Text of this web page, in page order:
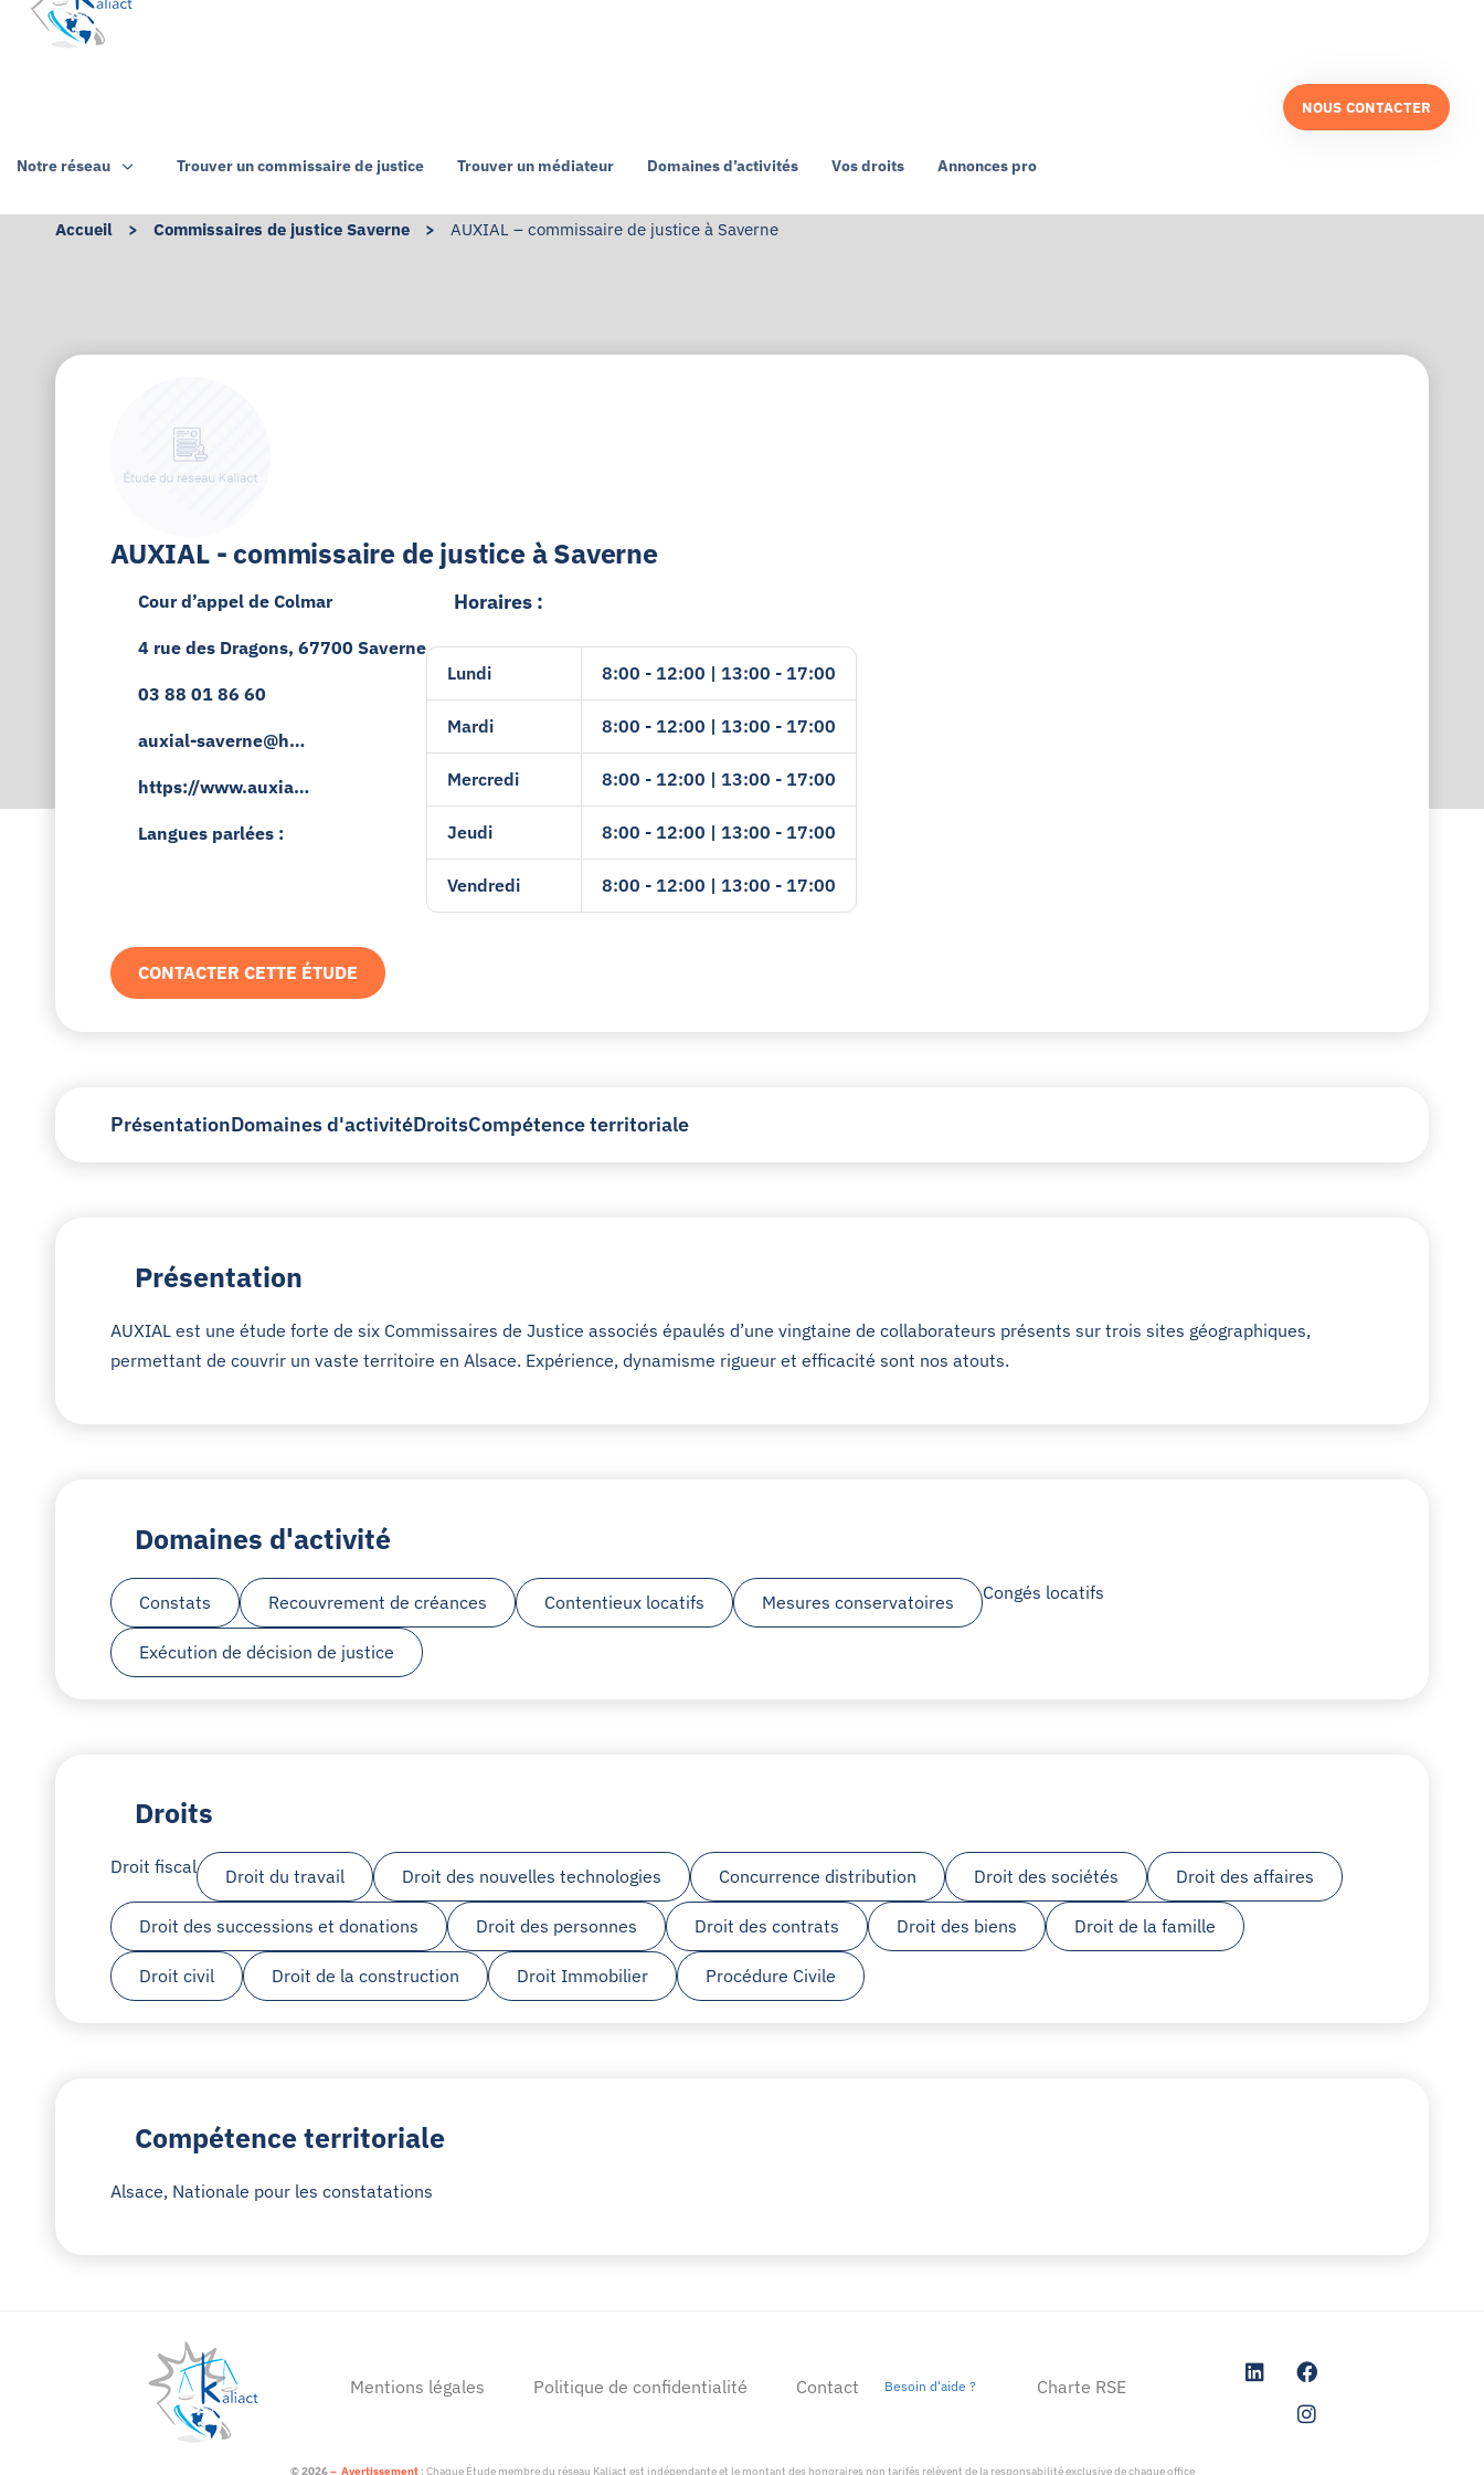
Notre réseau Trouver un commissaire de justice Trouver un médiateur Domaines d’activités Vos droits Annonces pro
NOUS CONTACTER
Accueil > Commissaires de justice Saverne > AUXIAL – commissaire de justice à Saverne
AUXIAL - commissaire de justice à Saverne
Cour d’appel de Colmar
4 rue des Dragons, 67700 Saverne
03 88 01 86 60
auxial-saverne@hui
https://www.auxial.
Langues parlées :
CONTACTER CETTE ÉTUDE
Horaires :
Lundi 8:00 - 12:00 | 13:00 - 17:00
Mardi 8:00 - 12:00 | 13:00 - 17:00
Mercredi 8:00 - 12:00 | 13:00 - 17:00
Jeudi 8:00 - 12:00 | 13:00 - 17:00
Vendredi 8:00 - 12:00 | 13:00 - 17:00
PrésentationDomaines d'activitéDroitsCompétence territoriale
Présentation
AUXIAL est une étude forte de six Commissaires de Justice associés épaulés d’une vingtaine de collaborateurs présents sur trois sites géographiques,
permettant de couvrir un vaste territoire en Alsace. Expérience, dynamisme rigueur et efficacité sont nos atouts.
Domaines d'activité
Constats Recouvrement de créances Contentieux locatifs Mesures conservatoires Congés locatifs
Exécution de décision de justice
Droits
Droit fiscal Droit du travail Droit des nouvelles technologies Concurrence distribution Droit des sociétés Droit des affaires
Droit des successions et donations Droit des personnes Droit des contrats Droit des biens Droit de la famille
Droit civil Droit de la construction Droit Immobilier Procédure Civile
Compétence territoriale
Alsace, Nationale pour les constatations
Mentions légales Politique de confidentialité Contact Besoin d'aide ? Charte RSE
© 2026– Avertissement: Chaque Étude membre du réseau Kaliact est indépendante et le montant des honoraires non tarifés relèvent de la responsabilité exclusive de chaque office